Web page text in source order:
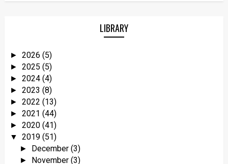
LIBRARY
► 2026 (5)
► 2025 (5)
► 2024 (4)
► 2023 (8)
► 2022 (13)
► 2021 (44)
► 2020 (41)
▼ 2019 (51)
► December(3)
► November(3)